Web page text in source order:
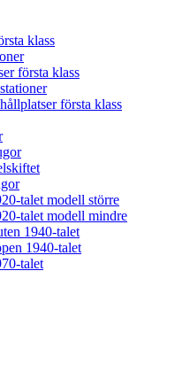
klass
första klass
första klass
talet modell större
talet modell mindre
1940-talet
1940-talet
talet